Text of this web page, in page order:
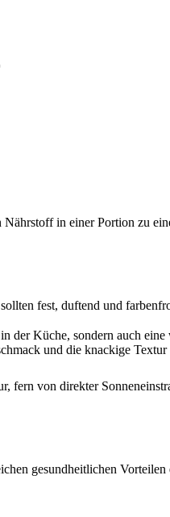
in einer Portion zu
fest, duftend und
der Küche, sondern auch
und die knackige
fern von direkter
gesundheitlichen